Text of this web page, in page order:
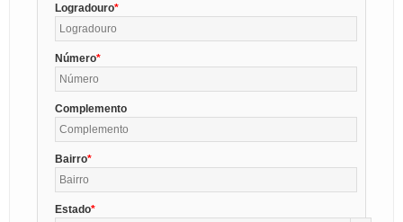
Logradouro
Número
Complemento
Bairro
Estado